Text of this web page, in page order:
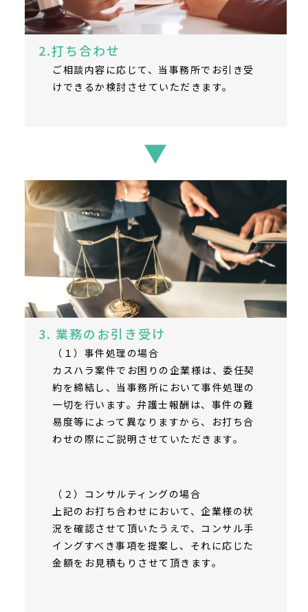
2.打ち合わせ
ご相談内容に応じて、当事務所でお引き受
けできるか検討させていただきます。
▼
3. 業務のお引き受け
（１）事件処理の場合
カスハラ案件でお困りの企業様は、委任契
約を締結し、当事務所において事件処理の
一切を行います。弁護士報酬は、事件の難
易度等によって異なりますから、お打ち合
わせの際にご説明させていただきます。
（２）コンサルティングの場合
上記のお打ち合わせにおいて、企業様の状
況を確認させて頂いたうえで、コンサル手
イングすべき事項を提案し、それに応じた
金額をお見積もりさせて頂きます。